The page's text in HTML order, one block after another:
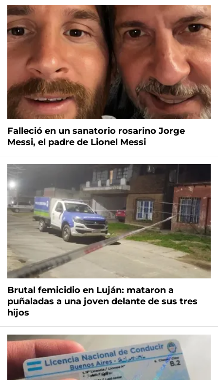
Falleció en un sanatorio rosarino Jorge
Messi, el padre de Lionel Messi
Brutal femicidio en Luján: mataron a
puñaladas a una joven delante de sus tres
hijos